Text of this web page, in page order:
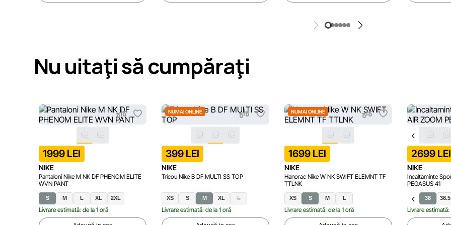
Nu uitaţi să cumpăraţi
1999 LEI
NIKE
Pantaloni Nike M NK DF PHENOM ELITE
WVN PANT
S M L XL 2XL
Livrare estimată: de la 1 oră
NUMAI ONLINE
399 LEI
NIKE
Tricou Nike B DF MULTI SS TOP
XS S M XL L
Livrare estimată: de la 1 oră
NUMAI ONLINE
1699 LEI
NIKE
Hanorac Nike W NK SWIFT ELEMNT TF
TTLNK
XS S M L
Livrare estimată: de la 1 oră
2699 LEI
NIKE
Incaltaminte
PEGASUS 41
37.5 38 38.5
Livrare estimată: